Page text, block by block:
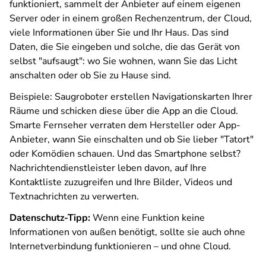
funktioniert, sammelt der Anbieter auf einem eigenen
Server oder in einem großen Rechenzentrum, der Cloud,
viele Informationen über Sie und Ihr Haus. Das sind
Daten, die Sie eingeben und solche, die das Gerät von
selbst "aufsaugt": wo Sie wohnen, wann Sie das Licht
anschalten oder ob Sie zu Hause sind.
Beispiele: Saugroboter erstellen Navigationskarten Ihrer
Räume und schicken diese über die App an die Cloud.
Smarte Fernseher verraten dem Hersteller oder App-
Anbieter, wann Sie einschalten und ob Sie lieber "Tatort"
oder Komödien schauen. Und das Smartphone selbst?
Nachrichtendienstleister leben davon, auf Ihre
Kontaktliste zuzugreifen und Ihre Bilder, Videos und
Textnachrichten zu verwerten.
Datenschutz-Tipp:Wenn eine Funktion keine
Informationen von außen benötigt, sollte sie auch ohne
Internetverbindung funktionieren – und ohne Cloud.